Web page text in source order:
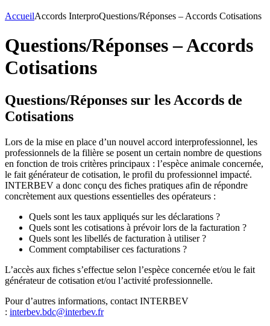
AccueilAccords InterproQuestions/Réponses – Accords Cotisations
Questions/Réponses – Accords
Cotisations
Questions/Réponses sur les Accords de
Cotisations
Lors de la mise en place d’un nouvel accord interprofessionnel, les
professionnels de la filière se posent un certain nombre de questions
en fonction de trois critères principaux : l’espèce animale concernée,
le fait générateur de cotisation, le profil du professionnel impacté.
INTERBEV a donc conçu des fiches pratiques afin de répondre
concrètement aux questions essentielles des opérateurs :
Quels sont les taux appliqués sur les déclarations ?
Quels sont les cotisations à prévoir lors de la facturation ?
Quels sont les libellés de facturation à utiliser ?
Comment comptabiliser ces facturations ?
L’accès aux fiches s’effectue selon l’espèce concernée et/ou le fait
générateur de cotisation et/ou l’activité professionnelle.
Pour d’autres informations, contact INTERBEV
: interbev.bdc@interbev.fr